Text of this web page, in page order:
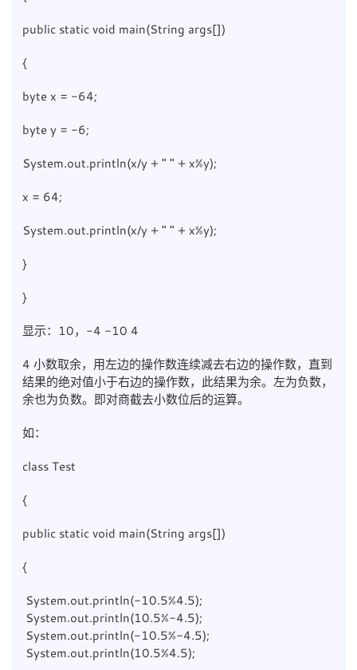
public static void main(String args[])
{
byte x = -64;
byte y = -6;
System.out.println(x/y + " " + x%y);
x = 64;
System.out.println(x/y + " " + x%y);
}
}
显示：10，-4 -10 4
4 小数取余，用左边的操作数连续减去右边的操作数，直到
结果的绝对值小于右边的操作数，此结果为余。左为负数，
余也为负数。即对商截去小数位后的运算。
如：
class Test
{
public static void main(String args[])
{
​ System.out.println(-10.5%4.5);
​ System.out.println(10.5%-4.5);
​ System.out.println(-10.5%-4.5);
​ System.out.println(10.5%4.5);